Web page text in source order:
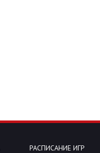
РАСПИСАНИЕ ИГР